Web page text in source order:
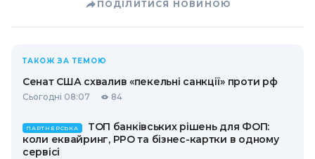
ПОДІЛИТИСЯ НОВИНОЮ
ТАКОЖ ЗА ТЕМОЮ
Сенат США схвалив «пекельні санкції» проти рф
Сьогодні 08:07 84
ПАРТНЕРСЬКА
ТОП банківських рішень для ФОП:
коли еквайринг, РРО та бізнес-картки в одному
сервісі